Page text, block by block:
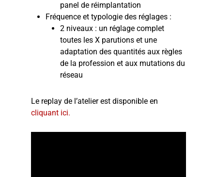
panel de réimplantation
Fréquence et typologie des réglages :
2 niveaux : un réglage complet
toutes les X parutions et une
adaptation des quantités aux règles
de la profession et aux mutations du
réseau
Le replay de l’atelier est disponible en
cliquant ici.